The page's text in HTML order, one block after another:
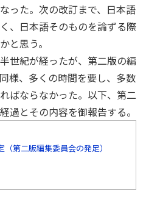
った。次の改訂まで、日本語
、日本語そのものを論ずる際
と思う。
世紀が経ったが、第二版の編
様、多くの時間を要し、多数
ばならなかった。以下、第二
過とその内容を御報告する。
第二版編集委員会の発足）